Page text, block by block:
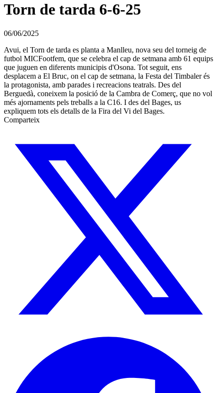
Torn de tarda 6-6-25
06/06/2025
Avui, el Torn de tarda es planta a Manlleu, nova seu del torneig de
futbol MICFootfem, que se celebra el cap de setmana amb 61 equips
que juguen en diferents municipis d'Osona. Tot seguit, ens
desplacem a El Bruc, on el cap de setmana, la Festa del Timbaler és
la protagonista, amb parades i recreacions teatrals. Des del
Berguedà, coneixem la posició de la Cambra de Comerç, que no vol
més ajornaments pels treballs a la C16. I des del Bages, us
expliquem tots els detalls de la Fira del Vi del Bages.
Comparteix